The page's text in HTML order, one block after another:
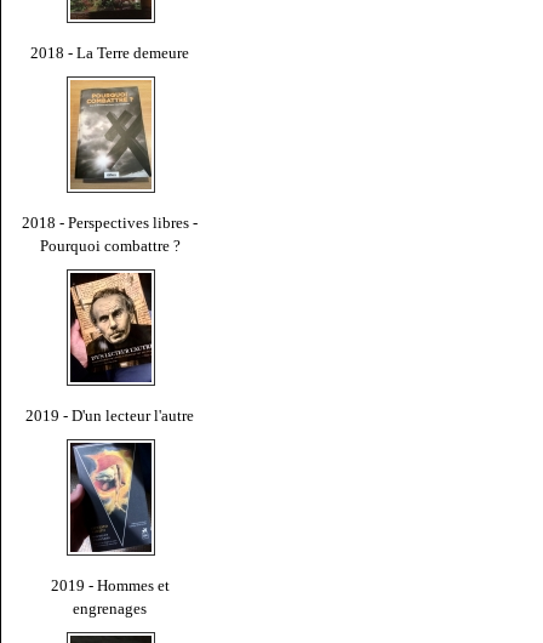
2018 - La Terre demeure
2018 - Perspectives libres -
Pourquoi combattre ?
2019 - D'un lecteur l'autre
2019 - Hommes et
engrenages